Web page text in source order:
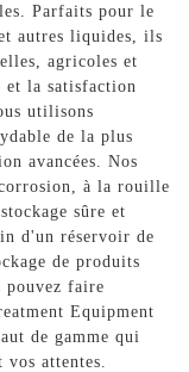
Parfaits pour le
autres liquides, ils
agricoles et
et la satisfaction
utilisons
de la plus
avancées. Nos
à la rouille
sûre et
d'un réservoir de
de produits
pouvez faire
Equipment
de gamme qui
attentes.